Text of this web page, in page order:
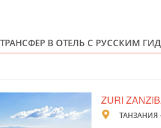
В ОТЕЛЬ С РУССКИМ
ZURI
ТАНЗАНИЯ